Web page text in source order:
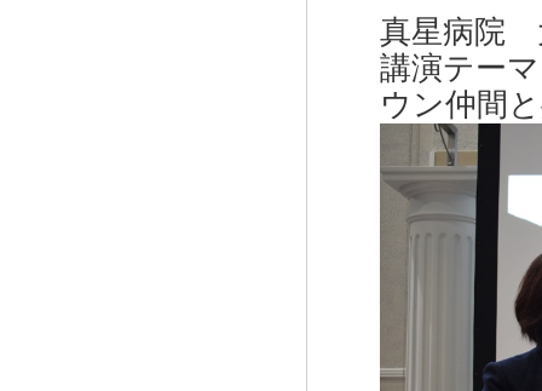
真星病院
講演テー
ウン仲間